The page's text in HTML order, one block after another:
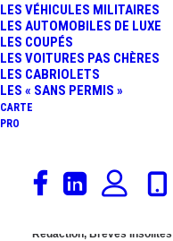
LES VÉHICULES MILITAIRES
LES AUTOMOBILES DE LUXE
LES COUPÉS
LES VOITURES PAS CHÈRES
LES CABRIOLETS
LES « SANS PERMIS »
CARTE
PRO
VEUT
DE-
HIDALGO
Rédaction, Brèves Insolites